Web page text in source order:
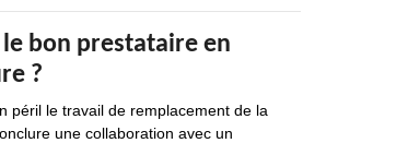
bon prestataire en
?
péril le travail de remplacement de la
une collaboration avec un